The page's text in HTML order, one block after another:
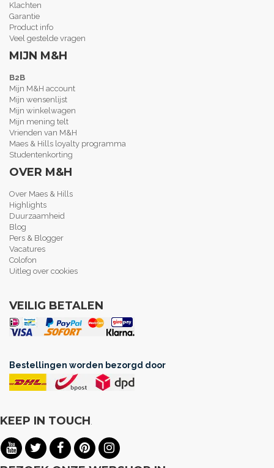
Klachten
Garantie
Product info
Veel gestelde vragen
MIJN M&H
B2B
Mijn M&H account
Mijn wensenlijst
Mijn winkelwagen
Mijn mening telt
Vrienden van M&H
Maes & Hills loyalty programma
Studentenkorting
OVER M&H
Over Maes & Hills
Highlights
Duurzaamheid
Blog
Pers & Blogger
Vacatures
Colofon
Uitleg over cookies
VEILIG BETALEN
Bestellingen worden bezorgd door
KEEP IN TOUCH